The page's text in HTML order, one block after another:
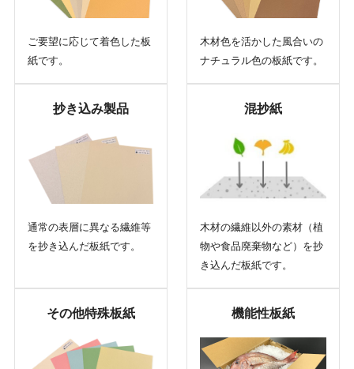
ご要望に応じて着色した板
紙です。
木材色を活かした風合いの
ナチュラル色の板紙です。
抄き込み製品
通常の表層に異なる繊維等
を抄き込んだ板紙です。
混抄紙
木材の繊維以外の素材（植
物や食品廃棄物など）を抄
き込んだ板紙です。
その他特殊板紙 機能性板紙